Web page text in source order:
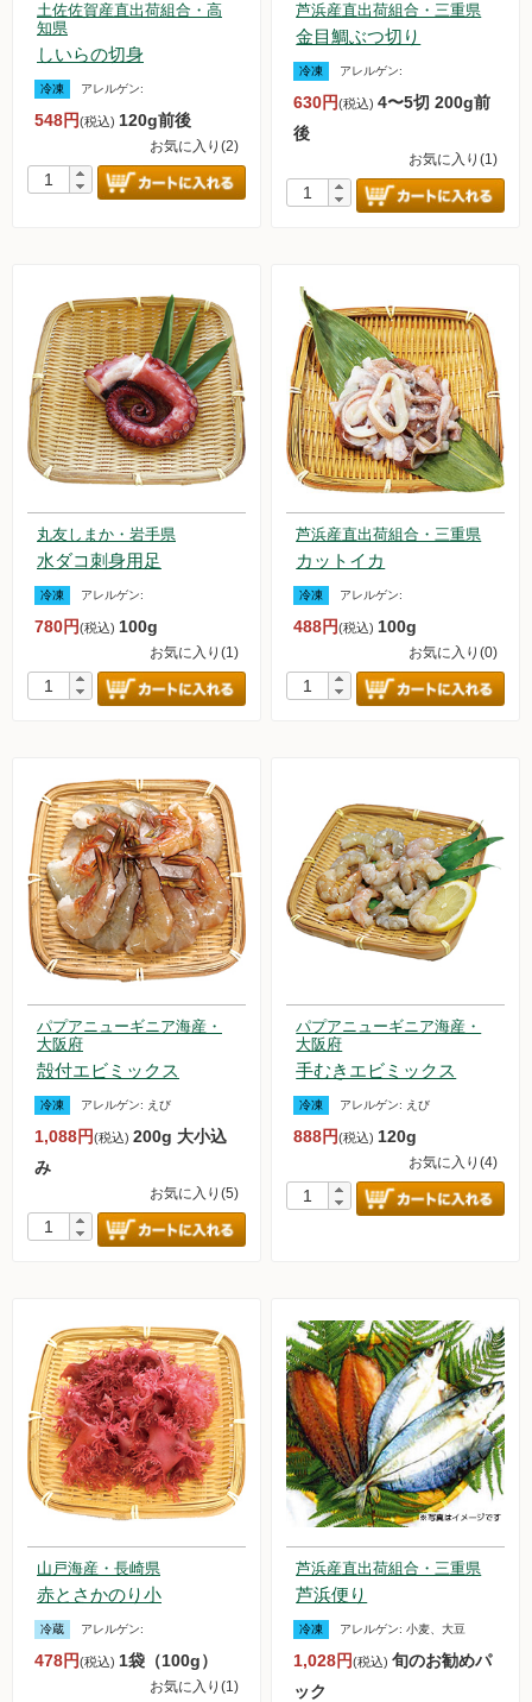
土佐佐賀産直出荷組合・高
知県
しいらの切身
冷凍 アレルゲン:
548円(税込) 120g前後
お気に入り(2)
芦浜産直出荷組合・三重県
金目鯛ぶつ切り
冷凍 アレルゲン:
630円(税込)4〜5切 200g前
後
お気に入り(1)
丸友しまか・岩手県
水ダコ刺身用足
冷凍 アレルゲン:
780円(税込) 100g
お気に入り(1)
芦浜産直出荷組合・三重県
カットイカ
冷凍 アレルゲン:
488円(税込) 100g
お気に入り(0)
パプアニューギニア海産・
大阪府
殻付エビミックス
冷凍 アレルゲン: えび
1,088円(税込) 200g 大小込
み
お気に入り(5)
パプアニューギニア海産・
大阪府
手むきエビミックス
冷凍 アレルゲン: えび
888円(税込) 120g
お気に入り(4)
山戸海産・長崎県
赤とさかのり小
冷蔵 アレルゲン:
478円(税込) 1袋（100g）
お気に入り(1)
芦浜産直出荷組合・三重県
芦浜便り
冷凍 アレルゲン:小麦、大豆
1,028円(税込)旬のお勧めパ
ック